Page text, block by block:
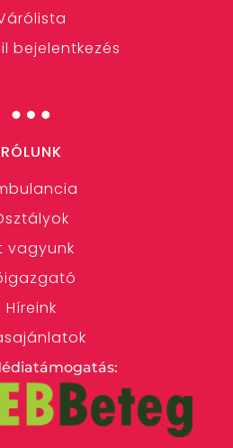
bejelentkezés
…
RÓLUNK
vagyunk
Híreink